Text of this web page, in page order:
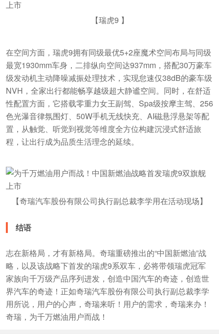
【瑞虎9 】
在空间方面，瑞虎9拥有同级最优5+2座魔术空间布局与同级
最宽1930mm车身，二排纵向空间达937mm，搭配30万豪车
级发动机主动降噪减振处理技术，实现怠速仅38dB的豪车级
NVH，全家出行都能畅享越级超大静谧空间。同时，在舒适
性配置方面，它搭载零重力女王副驾、Spa级按摩主驾、256
色光瀑音律氛围灯、50W手机无线快充、AI磁悬浮悬架等配
置，从触觉、听觉到视觉等维度全方位构建沉浸式舒适旅
程，让出行成为品质生活理念的延续。
【奇瑞汽车股份有限公司执行副总裁李学用在活动现场】
结语
志在新格局，才有新格局。奇瑞重磅推出的“中国新燃油”战
略，以及该战略下首发的瑞虎9系双车，必将带领瑞虎冠军
家族向千万级产品序列进发，创造中国汽车的奇迹，创造世
界汽车的奇迹！正如奇瑞汽车股份有限公司执行副总裁李学
用所说，用户的心声，奇瑞来听！用户的需求，奇瑞来办！
奇瑞，为千万燃油用户而战！